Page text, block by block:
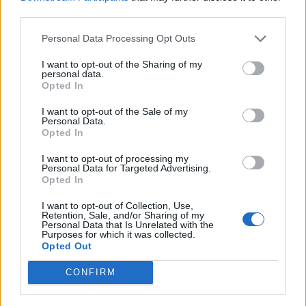
Personal Data Processing Opt Outs
I want to opt-out of the Sharing of my
personal data.
Opted In
I want to opt-out of the Sale of my
Personal Data.
Opted In
I want to opt-out of processing my
Personal Data for Targeted Advertising.
Opted In
I want to opt-out of Collection, Use,
Retention, Sale, and/or Sharing of my
Personal Data that Is Unrelated with the
Purposes for which it was collected.
Opted Out
CONFIRM
3a divisió
Crònica d’una ‘mort’ anunciada
DEIXA UNA RESPOSTA